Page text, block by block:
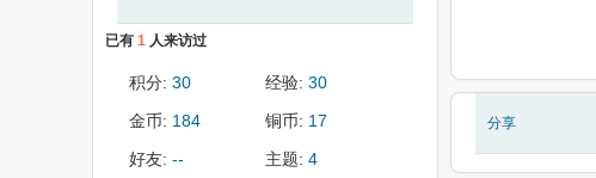
已有 1 人来访过
积分: 30 经验: 30
金币: 184 铜币: 17
好友: -- 主题: 4
分享